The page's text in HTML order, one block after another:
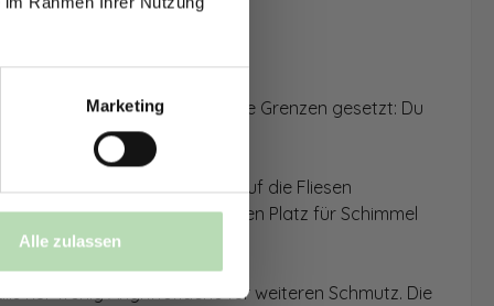
Marketing
Alle zulassen
überkleben. Dabei sind keine Grenzen gesetzt: Du
schnell und problemlos auf die Fliesen
Montage bietet keinen Platz für Schimmel
nur wenig Angriffsfläche für weiteren Schmutz. Die